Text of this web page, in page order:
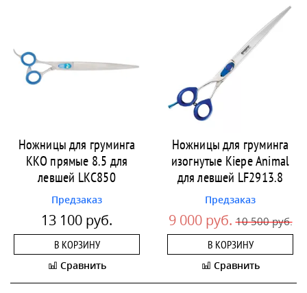
Ножницы для груминга
KKO прямые 8.5 для
левшей LKC850
Предзаказ
13 100 руб.
В КОРЗИНУ
Сравнить
Ножницы для груминга
изогнутые Kiepe Animal
для левшей LF2913.8
Предзаказ
9 000 руб. 10 500 руб.
В КОРЗИНУ
Сравнить